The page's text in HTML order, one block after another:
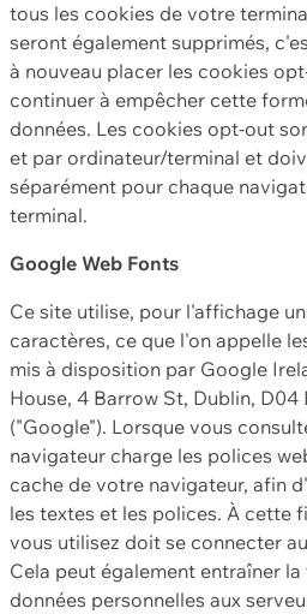
tous les cookies de votre
seront également supprimés,
à nouveau placer les cookies
continuer à empêcher cette
données. Les cookies opt-out
et par ordinateur/terminal et
séparément pour chaque
terminal.
Google Web Fonts
Ce site utilise, pour l'affichage
caractères, ce que l'on appelle
mis à disposition par Google
House, 4 Barrow St, Dublin, D04
("Google"). Lorsque vous
navigateur charge les polices
cache de votre navigateur, afin
les textes et les polices. À cette
vous utilisez doit se connecter
Cela peut également entraîner
données personnelles aux